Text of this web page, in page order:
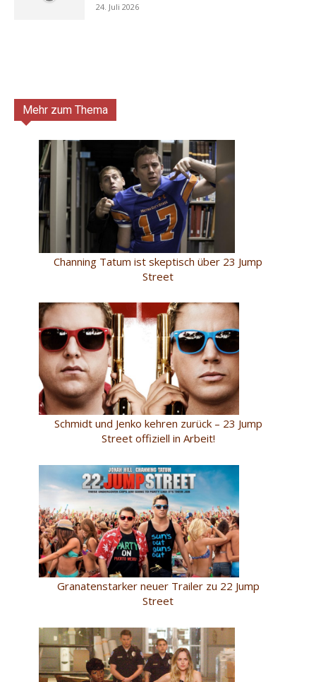
24. Juli 2026
Mehr zum Thema
Channing Tatum ist skeptisch über 23 Jump
Street
Schmidt und Jenko kehren zurück – 23 Jump
Street offiziell in Arbeit!
Granatenstarker neuer Trailer zu 22 Jump
Street